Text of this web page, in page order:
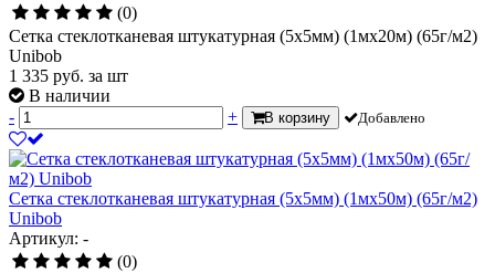
(0)
Сетка стеклотканевая штукатурная (5х5мм) (1мх20м) (65г/м2)
Unibob
1 335 руб. за шт
В наличии
-
+ В корзину Добавлено
Сетка стеклотканевая штукатурная (5х5мм) (1мх50м) (65г/м2)
Unibob
Артикул: -
(0)